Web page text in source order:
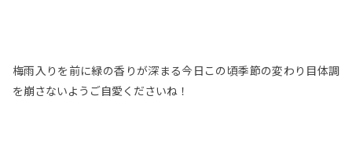
梅雨入りを前に緑の香りが深まる今日この頃季節の変わり目体調
を崩さないようご自愛くださいね！